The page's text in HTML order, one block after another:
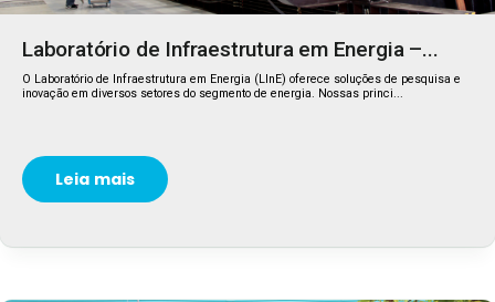
Laboratório de Infraestrutura em Energia –...
O Laboratório de Infraestrutura em Energia (LInE) oferece soluções de pesquisa e
inovação em diversos setores do segmento de energia. Nossas princi...
Leia mais